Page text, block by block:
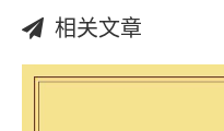
相关文章